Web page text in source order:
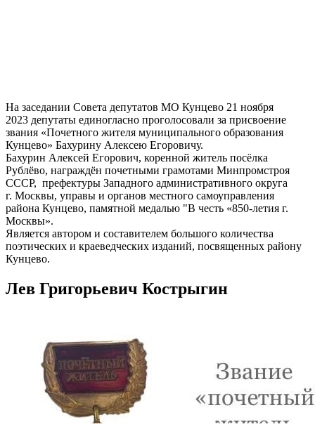
На заседании Совета депутатов МО Кунцево 21 ноября
2023 депутаты единогласно проголосовали за присвоение
звания «Почетного жителя муниципального образования
Кунцево» Бахурину Алексею Егоровичу.
Бахурин Алексей Егорович, коренной житель посёлка
Рублёво, награждён почетными грамотами Минпромстроя
СССР, префектуры Западного административного округа
г. Москвы, управы и органов местного самоуправления
района Кунцево, памятной медалью "В честь «850-летия г.
Москвы».
Является автором и составителем большого количества
поэтических и краеведческих изданий, посвященных району
Кунцево.
Лев Григорьевич Кострыгин